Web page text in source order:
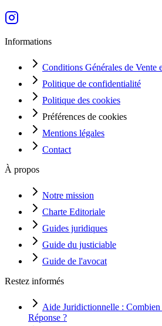
Informations
Conditions Générales de Vente
Politique de confidentialité
Politique des cookies
Préférences de cookies
Mentions légales
Contact
À propos
Notre mission
Charte Editoriale
Guides juridiques
Guide du justiciable
Guide de l'avocat
Restez informés
Aide Juridictionnelle : Combien
Réponse ?